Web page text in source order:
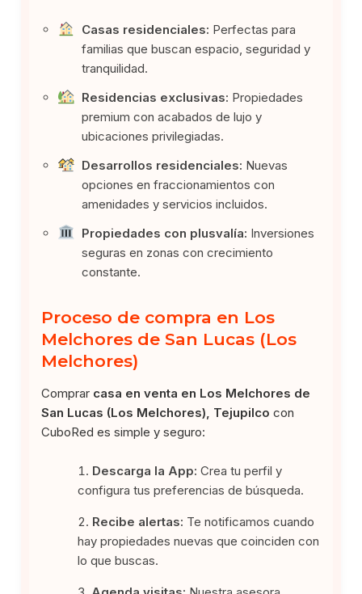
Casas residenciales: Perfectas para
familias que buscan espacio, seguridad y
tranquilidad.
Residencias exclusivas: Propiedades
premium con acabados de lujo y
ubicaciones privilegiadas.
Desarrollos residenciales: Nuevas
opciones en fraccionamientos con
amenidades y servicios incluidos.
Propiedades con plusvalía: Inversiones
seguras en zonas con crecimiento
constante.
Proceso de compra en Los
Melchores de San Lucas (Los
Melchores)
Comprar casa en venta en Los Melchores de
San Lucas (Los Melchores), Tejupilco con
CuboRed es simple y seguro:
Descarga la App: Crea tu perfil y
configura tus preferencias de búsqueda.
Recibe alertas: Te notificamos cuando
hay propiedades nuevas que coinciden con
lo que buscas.